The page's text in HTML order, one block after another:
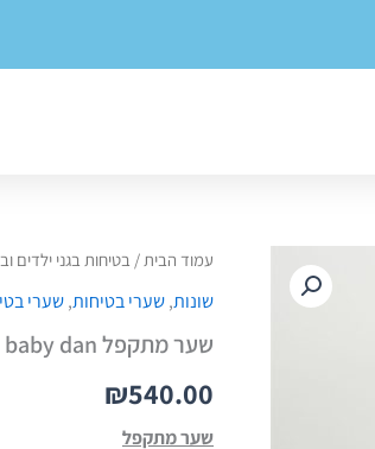
עמוד הבית/ בטיחות בגני ילדים
שונות,שערי בטיחות,שערי
שער מתקפל baby dan
₪540.00
שער מתקפל
כמות
שער
baby